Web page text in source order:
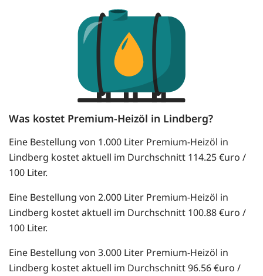
Was kostet Premium-Heizöl in Lindberg?
Eine Bestellung von 1.000 Liter Premium-Heizöl in
Lindberg kostet aktuell im Durchschnitt 114.25 €uro /
100 Liter.
Eine Bestellung von 2.000 Liter Premium-Heizöl in
Lindberg kostet aktuell im Durchschnitt 100.88 €uro /
100 Liter.
Eine Bestellung von 3.000 Liter Premium-Heizöl in
Lindberg kostet aktuell im Durchschnitt 96.56 €uro /